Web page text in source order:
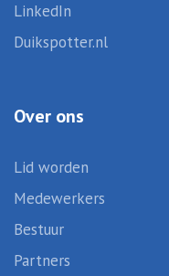
LinkedIn
Duikspotter.nl
Over ons
Lid worden
Medewerkers
Bestuur
Partners